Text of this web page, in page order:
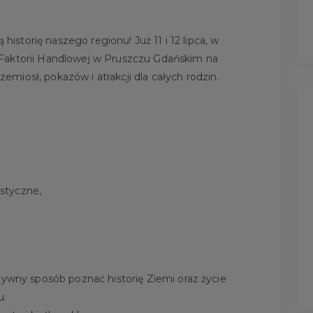
naszego regionu! Już 11 i 12 lipca, w
Handlowej w Pruszczu Gdańskim na
pokazów i atrakcji dla całych rodzin.
sposób poznać historię Ziemi oraz życie